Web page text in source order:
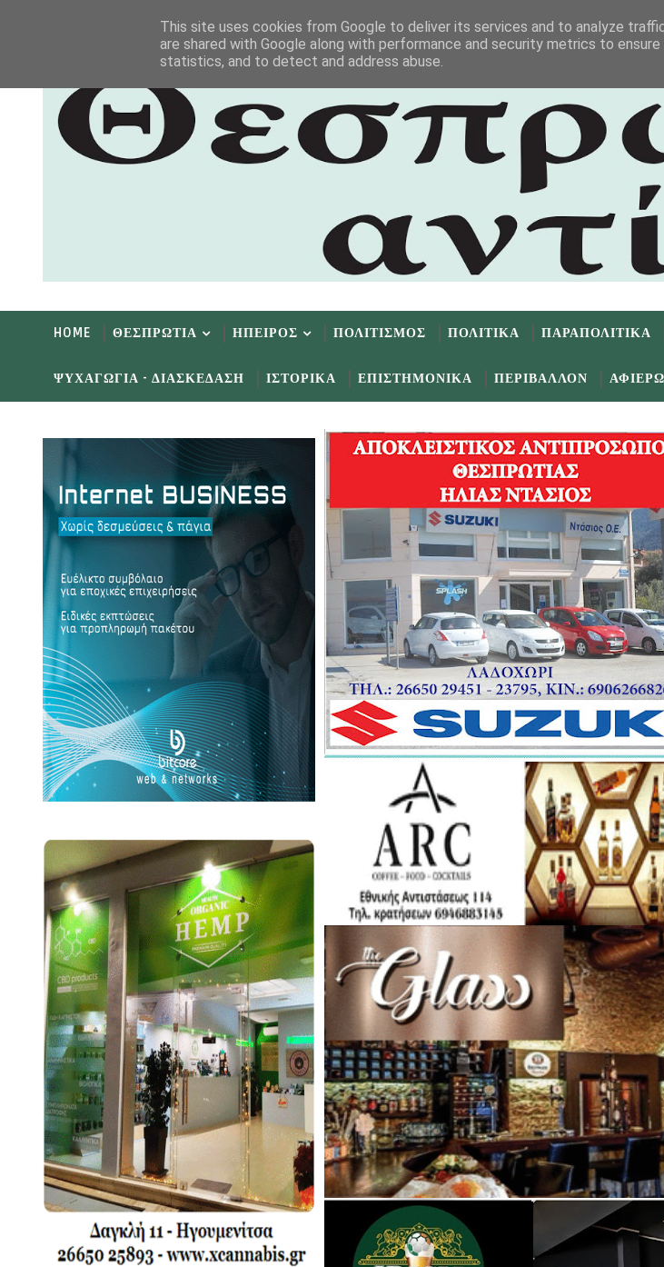
HOME ΘΕΣΠΡΩΤΙΑ ΗΠΕΙΡΟΣ ΠΟΛΙΤΙΣΜΟΣ ΠΟΛΙΤΙΚΑ ΠΑΡΑΠΟΛΙΤΙΚΑ
ΨΥΧΑΓΩΓΙΑ - ΔΙΑΣΚΕΔΑΣΗ ΙΣΤΟΡΙΚΑ ΕΠΙΣΤΗΜΟΝΙΚΑ ΠΕΡΙΒΑΛΛΟΝ
This site uses cookies from Google to deliver its services and to analyze
are shared with Google along with performance and security metrics to
statistics, and to detect and address abuse.